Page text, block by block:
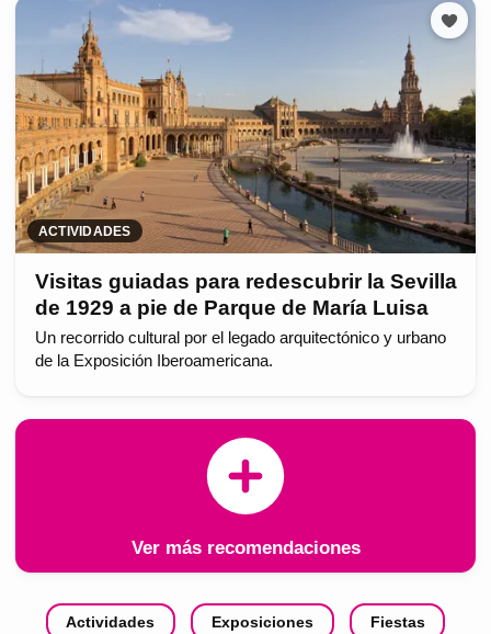
ACTIVIDADES
Visitas guiadas para redescubrir la Sevilla
de 1929 a pie de Parque de María Luisa
Un recorrido cultural por el legado arquitectónico y urbano
de la Exposición Iberoamericana.
Ver más recomendaciones
Actividades Exposiciones Fiestas